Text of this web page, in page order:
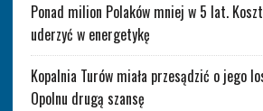
Ponad milion Polaków mniej w 5 lat.
uderzyć w energetykę
Kopalnia Turów miała przesądzić o jego
Opolnu drugą szansę